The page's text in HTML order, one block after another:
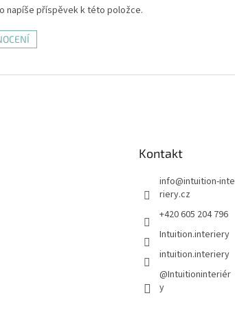
napíše příspěvek k této položce.
Kontakt
info@intuition-inte
riery.cz
+420 605 204 796
Intuition.interiery
intuition.interiery
@Intuitioninteriér
y